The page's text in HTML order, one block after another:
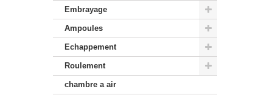
Embrayage
Ampoules
Echappement
Roulement
chambre a air